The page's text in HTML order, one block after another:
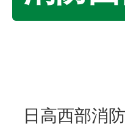
日高西部消